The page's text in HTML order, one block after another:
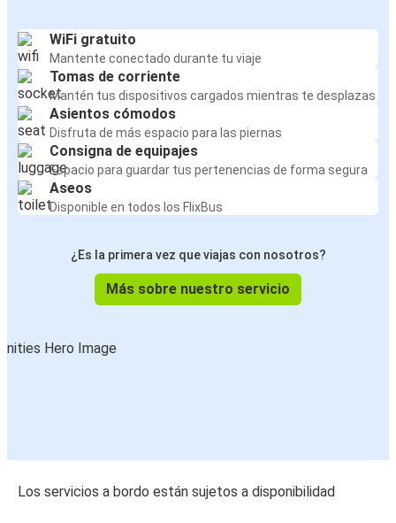
WiFi gratuito
Mantente conectado durante tu viaje
Tomas de corriente
Mantén tus dispositivos cargados mientras te desplazas
Asientos cómodos
Disfruta de más espacio para las piernas
Consigna de equipajes
Espacio para guardar tus pertenencias de forma segura
Aseos
Disponible en todos los FlixBus
¿Es la primera vez que viajas con nosotros?
Más sobre nuestro servicio
Los servicios a bordo están sujetos a disponibilidad